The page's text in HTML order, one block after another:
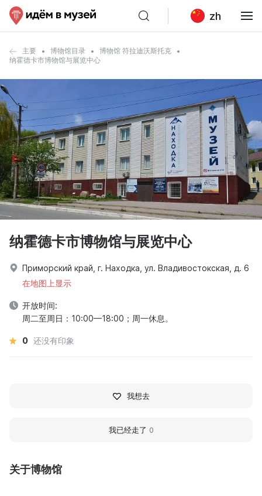
zh
主要 博物馆目录
博物馆 符拉迪沃斯托克
纳霍德卡市博物馆与展览中心
关于博物馆
纳霍德卡市博物馆与展览中心
Приморский край, г. Находка, ул. Владивостокская, д. 6
在地图上显示
开放时间:
周二至周日：10:00—18:00；周一休息。
0 还没有印象
我想去
我已经走了 0